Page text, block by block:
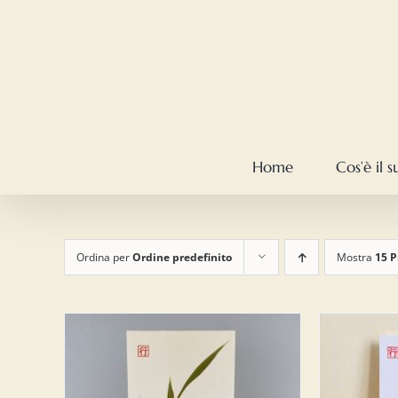
Home Cos’è il
Ordina perOrdine predefinito Mostra 15